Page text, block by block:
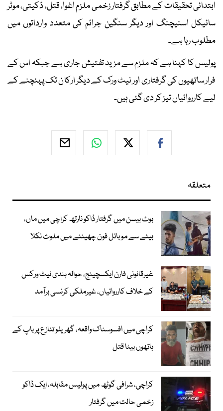
ابتدائی تحقیقات کے مطابق گرفتار زخمی ملزم اغوا، قتل، ڈکیتی، موٹر
سائیکل اسنیچنگ اور دیگر سنگین جرائم کی متعدد وارداتوں میں
مطلوب رہا ہے۔
پولیس کا کہنا ہے کہ ملزم سے مزید تفتیش جاری ہے جبکہ اس کے
فرار ساتھیوں کی گرفتاری اور نیٹ ورک کے دیگر ارکان تک پہنچنے کے
لیے کارروائیاں تیز کر دی گئی ہیں۔
متعلقہ
بوٹ بیسن میں گرفتار ڈاکو نارتھ کراچی میں ماں،
بیٹے سے موبائل فون چھیننے میں ملوث نکلا
غیرقانونی فارن ایکسچینج، حوالہ ہندی نیٹ ورکس
کے خلاف کارروائیاں، غیرملکی کرنسی برآمد
کراچی میں افسوسناک واقعہ، گھریلو تنازع پر باپ کے
ہاتھوں بیٹا قتل
کراچی، شرافی گوٹھ میں پولیس مقابلہ، ایک ڈاکو
زخمی حالت میں گرفتار